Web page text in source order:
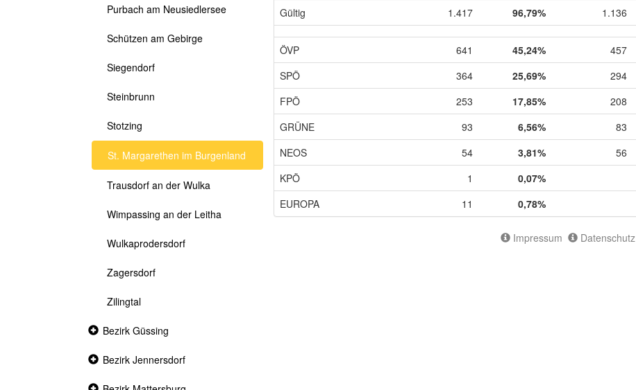
Purbach am Neusiedlersee
Schützen am Gebirge
Siegendorf
Steinbrunn
Stotzing
St. Margarethen im Burgenland
Trausdorf an der Wulka
Wimpassing an der Leitha
Wulkaprodersdorf
Zagersdorf
Zilingtal
Collapsed
Bezirk Güssing
Collapsed
Bezirk Jennersdorf
Gültig
1.417 96,79% 1.136
ÖVP 641 45,24% 457
SPÖ
364 25,69% 294
FPÖ
253 17,85% 208
GRÜNE
93 6,56% 83
NEOS
54 3,81% 56
KPÖ
1 0,07%
EUROPA
11 0,78%
Impressum Datenschutz